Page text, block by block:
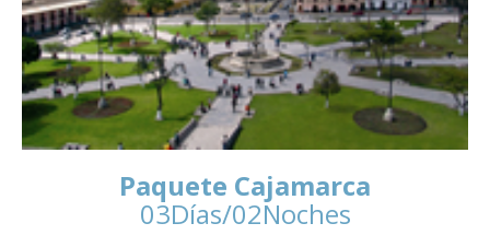
Paquete Cajamarca
03Días/02Noches